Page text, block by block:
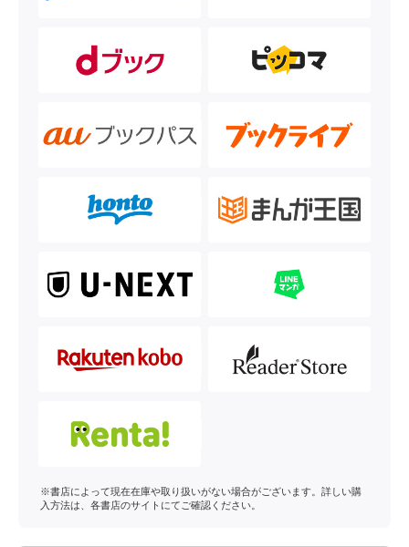
※書店によって現在在庫や取り扱いがない場合がございます。詳しい購
入方法は、各書店のサイトにてご確認ください。